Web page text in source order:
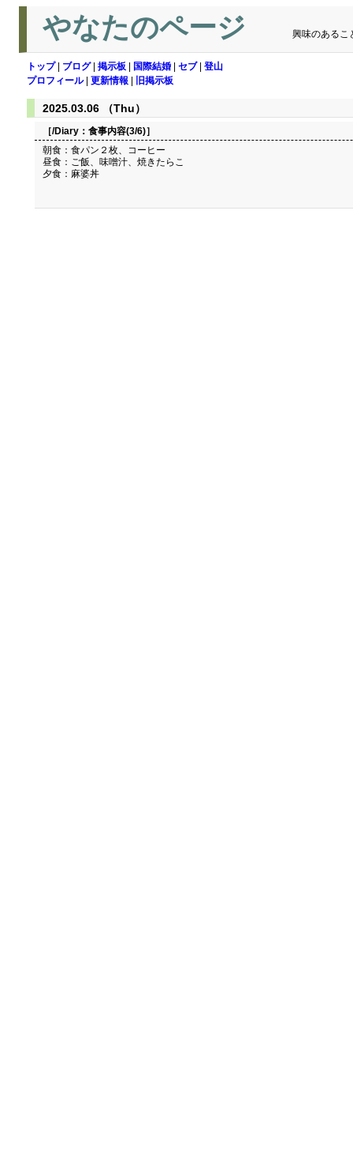
やなたのページ 興味のあるこ
トップ| ブログ| 掲示板 国際結婚 セブ| 登山
プロフィール| 更新情報 旧掲示板
2025.03.06 （Thu）
［/Diary： 食事内容(3/6)］
朝食：食パン２枚、コーヒー
昼食：ご飯、味噌汁、焼きたらこ
夕食：麻婆丼